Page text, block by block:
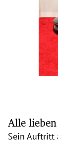
Alle
Sein Auftritt